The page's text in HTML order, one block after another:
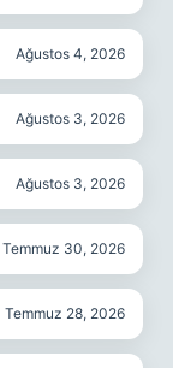
Ağustos 4, 2026
Ağustos 3, 2026
Ağustos 3, 2026
Temmuz 30, 2026
Temmuz 28, 2026